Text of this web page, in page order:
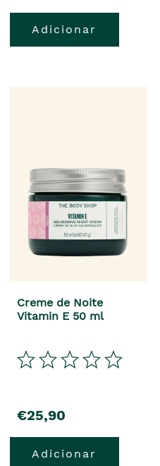
Adicionar
Creme de Noite
Vitamin E 50 ml
€25,90
Adicionar